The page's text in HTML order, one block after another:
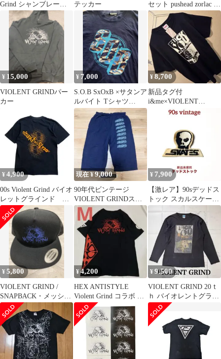
Grind シャンブレーシ
ャツ M
テッカー
セット pushead zorlac パ
スヘッド
¥ 15,000
VIOLENT GRINDパー
カー
¥ 7,000
S.O.B SxOxB ×サタンア
ルバイト Tシャツ
VIOLENT GRIND
¥8,700
新品タグ付
i&me×VIOLENT
GRIND トリプルコラボ
¥ 4,900
00s Violent Grind バイオ
レットグラインド T
シャツ フェード
現在 ¥9,000
90年代ビンテージ
VIOLENT GRINDスウ
ェットスケートパンツ
ネイビー L
¥ 7,900
【激レア】90sデッドス
トック スカルスケーツ
ワッペン バイオレント
グラインド
¥5,800
VIOLENT GRIND /
SNAPBACK・メッシュ
キャップ
¥4,200
HEX ANTISTYLE
Violent Grind コラボ T
シャツ M
¥9,500
VIOLENT GRIND 20ｔ
ｈ バイオレントグライ
ンド パスヘッド ロンＴ